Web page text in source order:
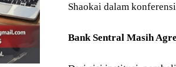
Shaokai dalam
Bank Sentral Masih